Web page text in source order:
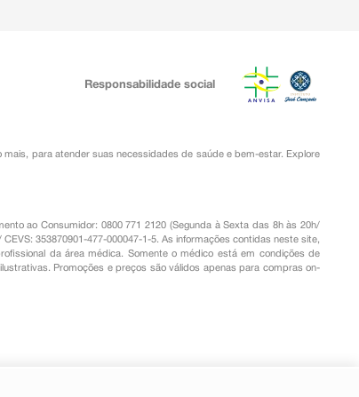
Responsabilidade social
mais, para atender suas necessidades de saúde e bem-estar. Explore
ao Consumidor: 0800 771 2120 (Segunda à Sexta das 8h às 20h/
353870901-477-000047-1-5. As informações contidas neste site,
da área médica. Somente o médico está em condições de
Promoções e preços são válidos apenas para compras on-